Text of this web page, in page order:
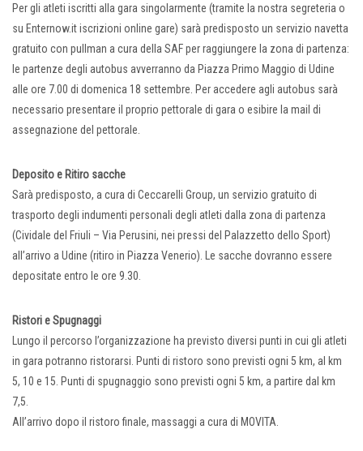
Per gli atleti iscritti alla gara singolarmente (tramite la nostra segreteria o
su Enternow.it iscrizioni online gare) sarà predisposto un servizio navetta
gratuito con pullman a cura della SAF per raggiungere la zona di partenza:
le partenze degli autobus avverranno da Piazza Primo Maggio di Udine
alle ore 7.00 di domenica 18 settembre. Per accedere agli autobus sarà
necessario presentare il proprio pettorale di gara o esibire la mail di
assegnazione del pettorale.
Deposito e Ritiro sacche
Sarà predisposto, a cura di Ceccarelli Group, un servizio gratuito di
trasporto degli indumenti personali degli atleti dalla zona di partenza
(Cividale del Friuli – Via Perusini, nei pressi del Palazzetto dello Sport)
all’arrivo a Udine (ritiro in Piazza Venerio). Le sacche dovranno essere
depositate entro le ore 9.30.
Ristori e Spugnaggi
Lungo il percorso l’organizzazione ha previsto diversi punti in cui gli atleti
in gara potranno ristorarsi. Punti di ristoro sono previsti ogni 5 km, al km
5, 10 e 15. Punti di spugnaggio sono previsti ogni 5 km, a partire dal km
7,5.
All’arrivo dopo il ristoro finale, massaggi a cura di MOVITA.